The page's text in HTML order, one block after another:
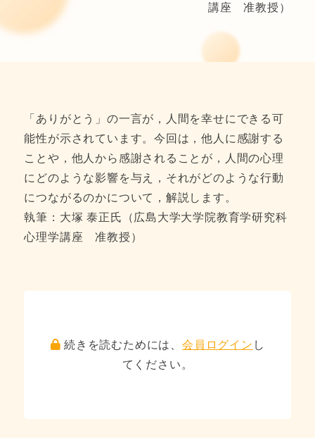
講座 准教授）
「ありがとう」の一言が，人間を幸せにできる可
能性が示されています。今回は，他人に感謝する
ことや，他人から感謝されることが，人間の心理
にどのような影響を与え，それがどのような行動
につながるのかについて，解説します。
執筆：大塚 泰正氏（広島大学大学院教育学研究科
心理学講座 准教授）
続きを読むためには、 会員ログイン し
てください。